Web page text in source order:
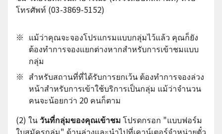
โทรศัพท์ (03-3869-5152)
※ แม้ว่าคุณจะจองโปรแกรมแบบกลุ่มไว้แล้ว คุณก็ยัง
ต้องทำการจองแยกต่างหากสำหรับการเข้าชมแบบ
กลุ่ม
※ สำหรับสถานที่ที่ได้รับการยกเว้น ต้องทำการจองล่วง
หน้าสำหรับการเข้าใช้บริการเป็นกลุ่ม แม้ว่าจำนวน
คนจะน้อยกว่า 20 คนก็ตาม
(2) ในวันที่กลุ่มของคุณเข้าชม โปรดกรอก "แบบฟอร์ม
ใบสมัครกลุ่ม" ด้านล่างและนำไปที่เคาน์เตอร์จำหน่ายตั๋ว